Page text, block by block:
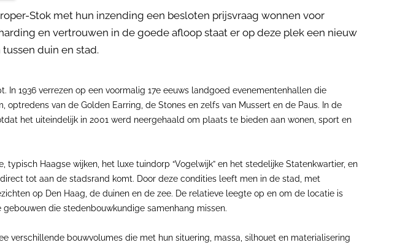
Stok met hun inzending een besloten prijsvraag wonnen voor
en vertrouwen in de goede afloop staat er op deze plek een nieuw
duin en stad.
In 1936 verrezen op een voormalig 17e eeuws landgoed evenementenhallen die
van de Golden Earring, de Stones en zelfs van Mussert en de Paus. In de
het uiteindelijk in 2001 werd neergehaald om plaats te bieden aan wonen, sport en
Haagse wijken, het luxe tuindorp “Vogelwijk” en het stedelijke Statenkwartier, en
tot aan de stadsrand komt. Door deze condities leeft men in de stad, met
op Den Haag, de duinen en de zee. De relatieve leegte op en om de locatie is
die stedenbouwkundige samenhang missen.
bouwvolumes die met hun situering, massa, silhouet en materialisering